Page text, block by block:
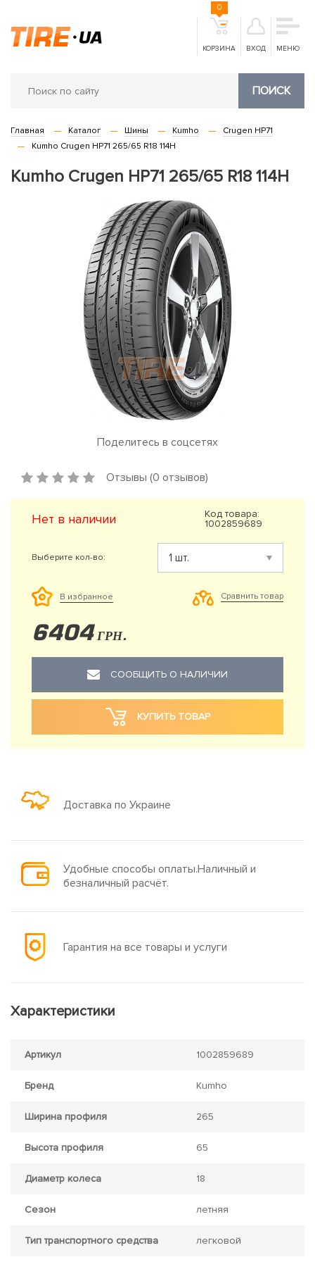
КОРЗИНА
0
ВХОД МЕНЮ
ПОИСК
Главная Каталог Шины Kumho
Crugen HP71
Kumho Crugen HP71 265/65 R18 114H
Kumho Crugen HP71 265/65 R18 114H
Поделитесь в соцсетях
Отзывы (0 отзывов)
Нет в наличии
Код товара:
1002859689
Выберите кол-во:
В избранное Сравнить товар
6404 ГРН.
СООБЩИТЬ О НАЛИЧИИ
КУПИТЬ ТОВАР
Доставка по Украине
Удобные способы оплаты.Наличный и
безналичный расчёт.
Гарантия на все товары и услуги
Характеристики
Артикул 1002859689
Бренд Kumho
Ширина профиля 265
Высота профиля 65
Диаметр колеса 18
Сезон летняя
Тип транспортного средства легковой